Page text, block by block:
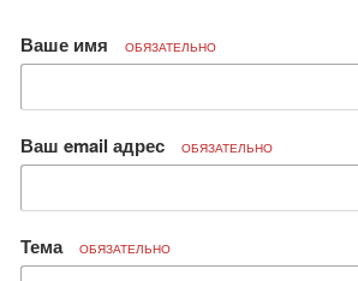
Ваше имя ОБЯЗАТЕЛЬНО
Ваш email адрес ОБЯЗАТЕЛЬНО
Тема ОБЯЗАТЕЛЬНО